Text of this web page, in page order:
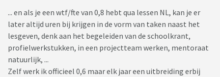
... en als je een wtf/fte van 0,8 hebt qua lessen NL, kan je er
later altijd uren bij krijgen in de vorm van taken naast het
lesgeven, denk aan het begeleiden van de schoolkrant,
profielwerkstukken, in een projectteam werken, mentoraat
natuurlijk, ...
Zelf werk ik officieel 0,6 maar elk jaar een uitbreiding erbij